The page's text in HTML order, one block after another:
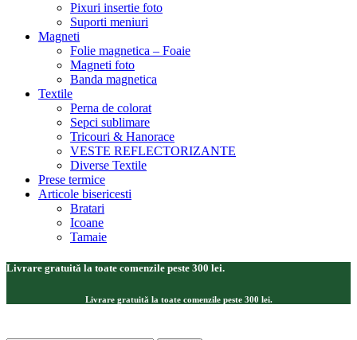
Pixuri insertie foto
Suporti meniuri
Magneti
Folie magnetica – Foaie
Magneti foto
Banda magnetica
Textile
Perna de colorat
Sepci sublimare
Tricouri & Hanorace
VESTE REFLECTORIZANTE
Diverse Textile
Prese termice
Articole bisericesti
Bratari
Icoane
Tamaie
Livrare gratuită la toate comenzile peste 300 lei.
Livrare gratuită la toate comenzile peste 300 lei.